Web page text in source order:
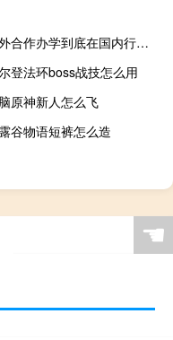
中外合作办学到底在国内行不行
登法环boss战技怎么用
原神新人怎么飞
谷物语短裤怎么造
☚